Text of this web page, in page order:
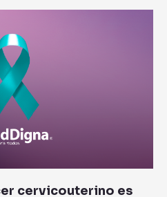
cervicouterino es